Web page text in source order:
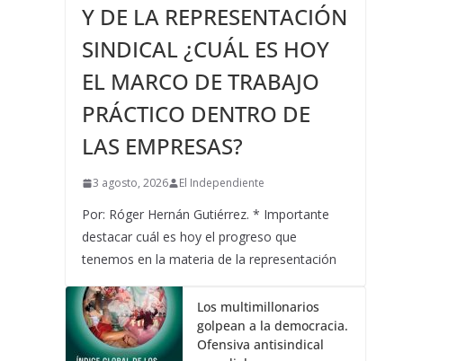
Y DE LA REPRESENTACIÓN
SINDICAL ¿CUÁL ES HOY
EL MARCO DE TRABAJO
PRÁCTICO DENTRO DE
LAS EMPRESAS?
3 agosto, 2026 El Independiente
Por: Róger Hernán Gutiérrez. * Importante
destacar cuál es hoy el progreso que
tenemos en la materia de la representación
Los multimillonarios
golpean a la democracia.
Ofensiva antisindical